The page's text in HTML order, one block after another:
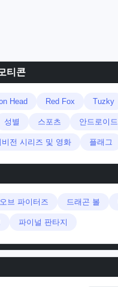
티콘
Head Red Fox Tuzky
성별 스포츠 안드로이드
비전 시리즈 및 영화 플래그
브 파이터즈 드래곤 볼
파이널 판타지